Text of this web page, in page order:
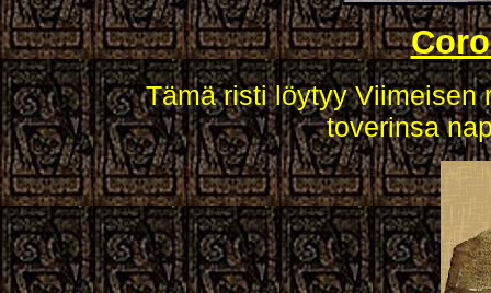
Tämä risti löytyy Viimeisen
toverinsa